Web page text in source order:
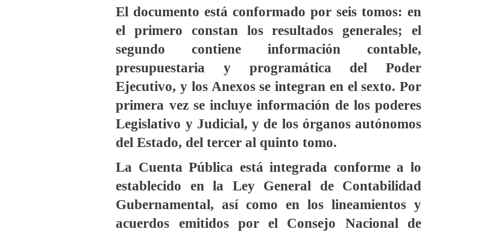
El documento está conformado por seis tomos: en
el primero constan los resultados generales; el
segundo contiene información contable,
presupuestaria y programática del Poder
Ejecutivo, y los Anexos se integran en el sexto. Por
primera vez se incluye información de los poderes
Legislativo y Judicial, y de los órganos autónomos
del Estado, del tercer al quinto tomo.
La Cuenta Pública está integrada conforme a lo
establecido en la Ley General de Contabilidad
Gubernamental, así como en los lineamientos y
acuerdos emitidos por el Consejo Nacional de